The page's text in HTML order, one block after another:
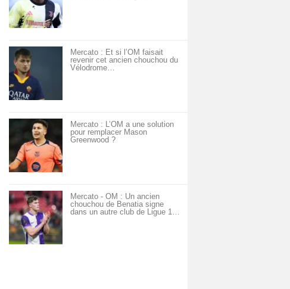
Mercato : Et si l’OM faisait
revenir cet ancien chouchou du
Vélodrome…
Mercato : L’OM a une solution
pour remplacer Mason
Greenwood ?
Mercato - OM : Un ancien
chouchou de Benatia signe
dans un autre club de Ligue 1…